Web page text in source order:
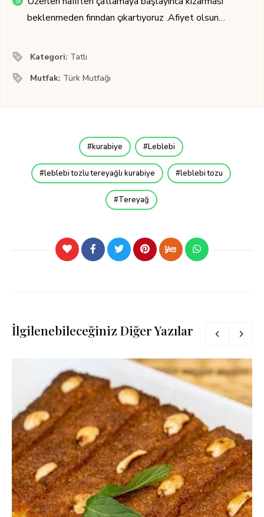
beklenmeden fırından çıkartıyoruz .Afiyet olsun…
Kategori: Tatlı
Mutfak: Türk Mutfağı
kurabiye Leblebi
leblebi tozlu tereyağlı kurabiye leblebi tozu
Tereyağ
İlgilenebileceğiniz Diğer Yazılar